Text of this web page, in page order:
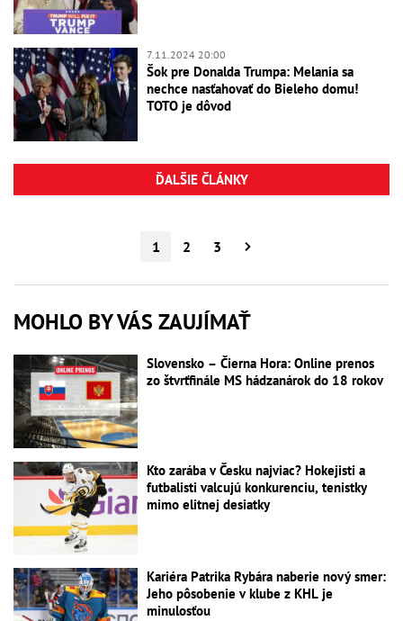
7.11.2024 20:00
Šok pre Donalda Trumpa: Melania sa
nechce nasťahovať do Bieleho domu!
TOTO je dôvod
ĎALŠIE ČLÁNKY
1 2 3
MOHLO BY VÁS ZAUJÍMAŤ
Slovensko – Čierna Hora: Online prenos
zo štvrťfinále MS hádzanárok do 18 rokov
Kto zarába v Česku najviac? Hokejisti a
futbalisti valcujú konkurenciu, tenistky
mimo elitnej desiatky
Kariéra Patrika Rybára naberie nový smer:
Jeho pôsobenie v klube z KHL je
minulosťou